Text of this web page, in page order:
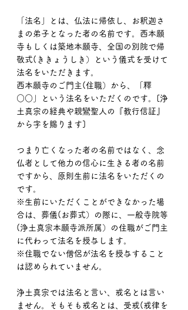
「法名」とは、仏法に帰依し、お釈迦さ
まの弟子となった者の名前です。西本願
寺もしくは築地本願寺、全国の別院で帰
敬式(ききょうしき）という儀式を受けて
法名をいただきます。
西本願寺のご門主(住職）から、「釋
○○」という法名をいただくのです。[浄
土真宗の経典や親鸞聖人の『教行信証』
から字を賜ります]
つまり亡くなった者の名前ではなく、念
仏者として他力の信心に生きる者の名前
ですから、原則生前に法名をいただくの
です。
※生前にいただくことができなかった場
合は、葬儀(お葬式）の際に、一般寺院等
(浄土真宗本願寺派所属）の住職がご門主
に代わって法名を授与します。
※住職でない僧侶が法名を授与すること
は認められていません。
浄土真宗では法名と言い、戒名とは言い
ません。そもそも戒名とは、受戒(戒律を